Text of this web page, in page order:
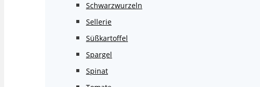
Schwarzwurzeln
Sellerie
Süßkartoffel
Spargel
Spinat